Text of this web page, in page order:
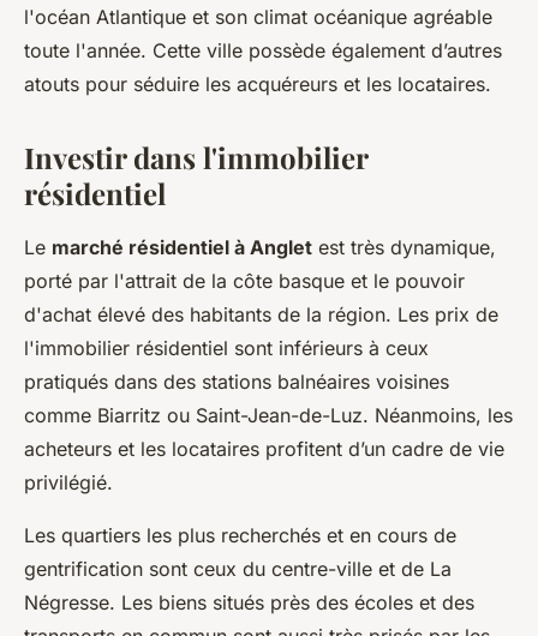
l'océan Atlantique et son climat océanique agréable
toute l'année. Cette ville possède également d’autres
atouts pour séduire les acquéreurs et les locataires.
Investir dans l'immobilier
résidentiel
Le marché résidentiel à Anglet est très dynamique,
porté par l'attrait de la côte basque et le pouvoir
d'achat élevé des habitants de la région. Les prix de
l'immobilier résidentiel sont inférieurs à ceux
pratiqués dans des stations balnéaires voisines
comme Biarritz ou Saint-Jean-de-Luz. Néanmoins, les
acheteurs et les locataires profitent d’un cadre de vie
privilégié.
Les quartiers les plus recherchés et en cours de
gentrification sont ceux du centre-ville et de La
Négresse. Les biens situés près des écoles et des